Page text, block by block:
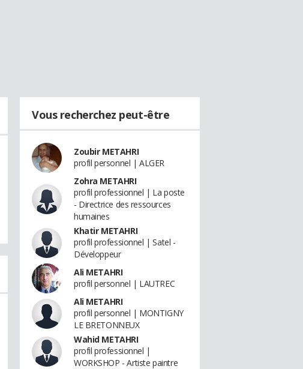
Vous recherchez peut-être
Zoubir METAHRI
profil personnel | ALGER
Zohra METAHRI
profil professionnel | La poste
- Directrice des ressources
humaines
Khatir METAHRI
profil professionnel | Satel -
Développeur
Ali METAHRI
profil personnel | LAUTREC
Ali METAHRI
profil personnel | MONTIGNY
LE BRETONNEUX
Wahid METAHRI
profil professionnel |
WORKSHOP - Artiste paintre